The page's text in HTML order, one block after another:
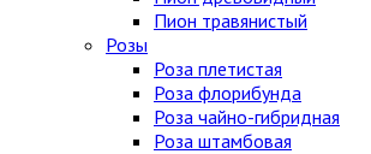
Пион травянистый
Розы
Роза плетистая
Роза флорибунда
Роза чайно-гибридная
Роза штамбовая